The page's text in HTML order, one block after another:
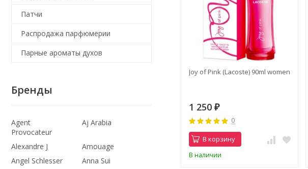
Joy of Pink (Lacoste) 90ml women
1 250 ₽
0
В корзину
В наличии
Патчи
Распродажа парфюмерии
Парные ароматы духов
Бренды
Agent
Provocateur
Aj Arabia
Alexandre J
Amouage
Angel Schlesser
Anna Sui